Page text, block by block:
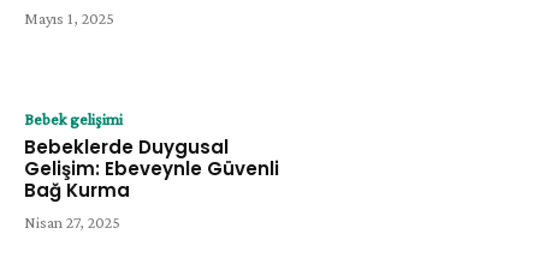
Mayıs 1, 2025
Bebek gelişimi
Bebeklerde Duygusal
Gelişim: Ebeveynle Güvenli
Bağ Kurma
Nisan 27, 2025